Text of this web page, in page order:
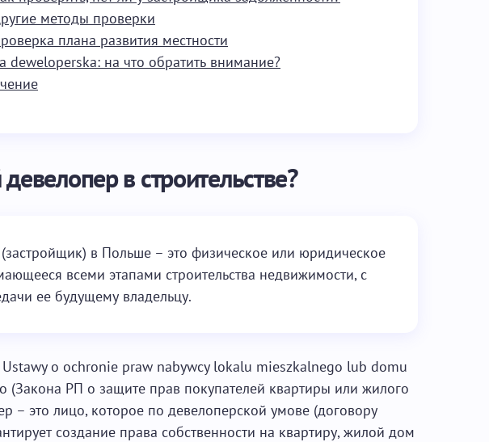
методы проверки
плана развития местности
deweloperska: на что обратить внимание?
в строительстве?
в Польше – это физическое или юридическое
всеми этапами строительства недвижимости, с
ее будущему владельцу.
Ustawy o ochronie praw nabywcy lokalu mieszkalnego lub domu
(Закона РП о защите прав покупателей квартиры или жилого
– это лицо, которое по девелоперской умове (договору
создание права собственности на квартиру, жилой дом